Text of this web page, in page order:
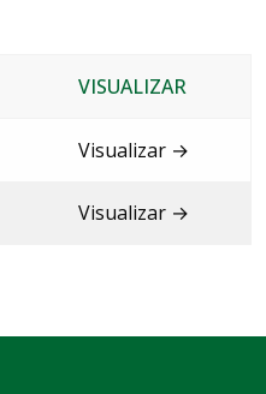
VISUALIZAR
Visualizar →
Visualizar →